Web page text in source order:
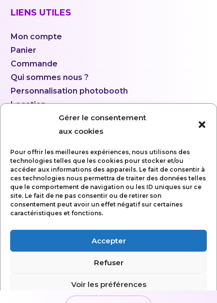
Gérer le consentement
aux cookies
Pour offrir les meilleures expériences, nous utilisons des
technologies telles que les cookies pour stocker et/ou
accéder aux informations des appareils. Le fait de consentir à
ces technologies nous permettra de traiter des données telles
que le comportement de navigation ou les ID uniques sur ce
site. Le fait de ne pas consentir ou de retirer son
consentement peut avoir un effet négatif sur certaines
caractéristiques et fonctions.
Accepter
Refuser
Voir les préférences
LIENS UTILES
Mon compte
Panier
Commande
Qui sommes nous ?
Personnalisation photobooth
Location
Politique de confidentialité